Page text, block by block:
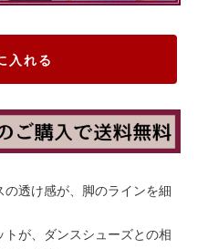
入れる
透け感が、脚のラインを細
が、ダンスシューズとの相